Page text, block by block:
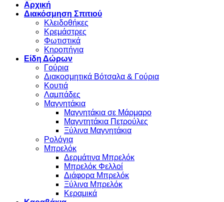
Αρχική
Διακόσμηση Σπιτιού
Κλειδοθήκες
Κρεμάστρες
Φωτιστικά
Κηροπήγια
Είδη Δώρων
Γούρια
Διακοσμητικά Βότσαλα & Γούρια
Κουτιά
Λαμπάδες
Μαγνητάκια
Μαγνητάκια σε Μάρμαρο
Μαγντητάκια Πετρούλες
Ξύλινα Μαγνητάκια
Ρολόγια
Μπρελόκ
Δερμάτινα Μπρελόκ
Μπρελόκ Φελλοί
Διάφορα Μπρελόκ
Ξύλινα Μπρελόκ
Κεραμικά